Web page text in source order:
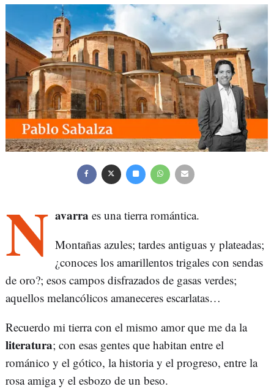
N avarra es una tierra romántica.
Montañas azules; tardes antiguas y plateadas;
¿conoces los amarillentos trigales con sendas
de oro?; esos campos disfrazados de gasas verdes;
aquellos melancólicos amaneceres escarlatas…
Recuerdo mi tierra con el mismo amor que me da la
literatura; con esas gentes que habitan entre el
románico y el gótico, la historia y el progreso, entre la
rosa amiga y el esbozo de un beso.